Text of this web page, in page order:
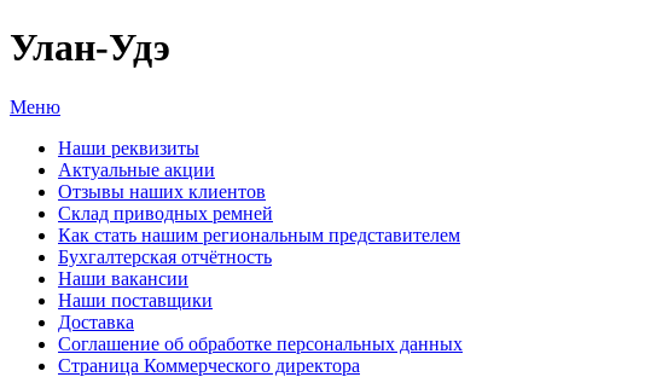
Улан-Удэ
Меню
Наши реквизиты
Актуальные акции
Отзывы наших клиентов
Склад приводных ремней
Как стать нашим региональным представителем
Бухгалтерская отчётность
Наши вакансии
Наши поставщики
Доставка
Соглашение об обработке персональных данных
Страница Коммерческого директора